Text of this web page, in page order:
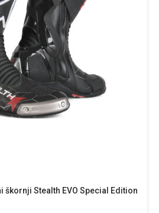
Stealth EVO Special Edition